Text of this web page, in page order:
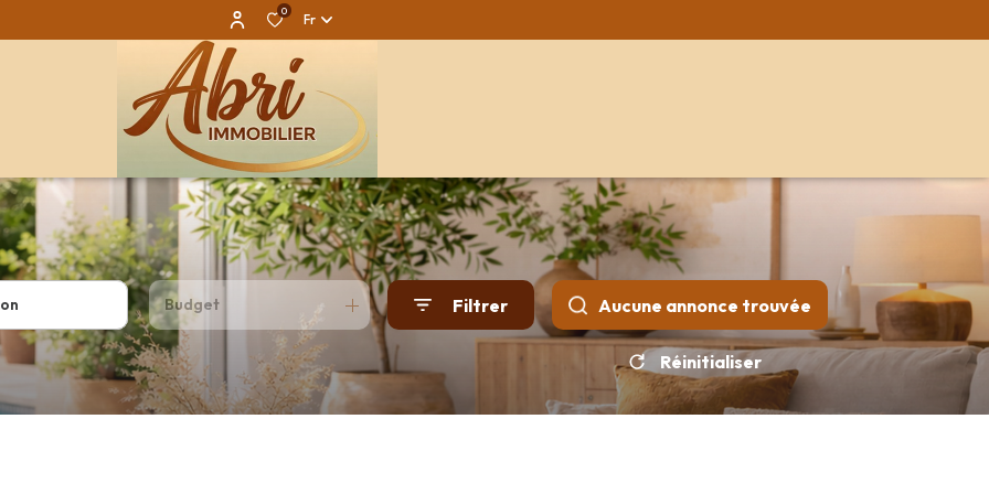
0
Fr
Budget Filtrer Aucune annonce trouvée
Réinitialiser